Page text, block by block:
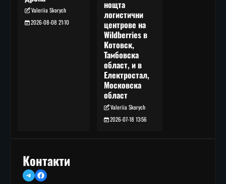
Valeriia Skorych
2026-08-08 21:10
нощта
логистични
центрове на
Wildberries в
Котовск,
Тамбовска
област, и в
Електростал,
Московска
област
Valeriia Skorych
2026-07-18 13:56
Контакти
TelegramFacebook